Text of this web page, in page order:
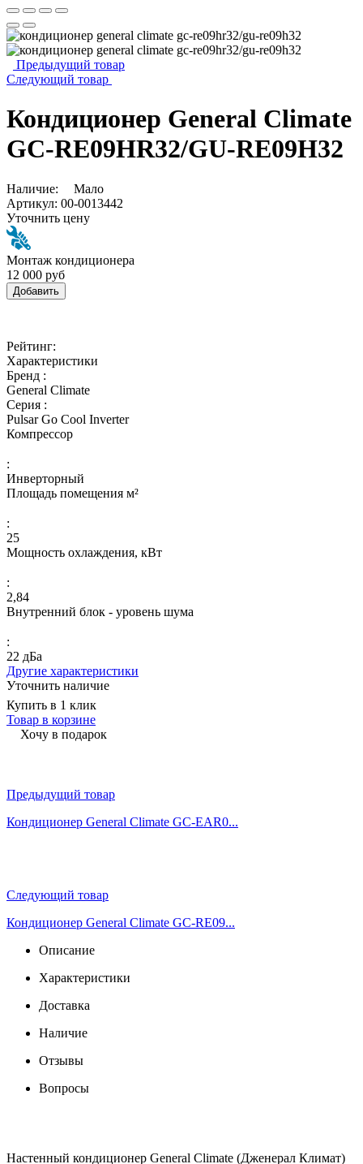
Предыдущий товар
Следующий товар
Кондиционер General Climate
GC-RE09HR32/GU-RE09H32
Наличие:
Мало
Артикул: 00-0013442
Уточнить цену
Монтаж кондиционера
12 000 руб
Добавить
Рейтинг:
Характеристики
Бренд :
General Climate
Серия :
Pulsar Go Cool Inverter
Компрессор
:
Инверторный
Площадь помещения м²
:
25
Мощность охлаждения, кВт
:
2,84
Внутренний блок - уровень шума
:
22 дБа
Другие характеристики
Уточнить наличие
Купить в 1 клик
Товар в корзине
Хочу в подарок
Предыдущий товар
Кондиционер General Climate GC-EAR0...
Следующий товар
Кондиционер General Climate GC-RE09...
Описание
Характеристики
Доставка
Наличие
Отзывы
Вопросы
Настенный кондиционер General Climate (Дженерал Климат)